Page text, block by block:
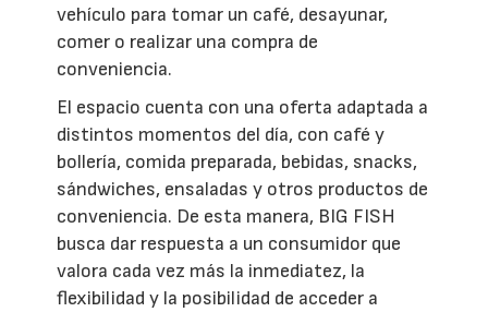
vehículo para tomar un café, desayunar,
comer o realizar una compra de
conveniencia.
El espacio cuenta con una oferta adaptada a
distintos momentos del día, con café y
bollería, comida preparada, bebidas, snacks,
sándwiches, ensaladas y otros productos de
conveniencia. De esta manera, BIG FISH
busca dar respuesta a un consumidor que
valora cada vez más la inmediatez, la
flexibilidad y la posibilidad de acceder a